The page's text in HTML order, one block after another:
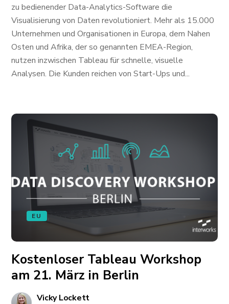
zu bedienender Data-Analytics-Software die
Visualisierung von Daten revolutioniert. Mehr als 15.000
Unternehmen und Organisationen in Europa, dem Nahen
Osten und Afrika, der so genannten EMEA-Region,
nutzen inzwischen Tableau für schnelle, visuelle
Analysen. Die Kunden reichen von Start-Ups und...
EU
Kostenloser Tableau Workshop
am 21. März in Berlin
Vicky Lockett